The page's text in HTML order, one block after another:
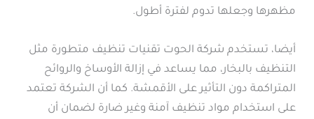
مظهرها وجعلها تدوم لفترة أطول.
أيضا، تستخدم شركة الحوت تقنيات تنظيف متطورة مثل
التنظيف بالبخار، مما يساعد في إزالة الأوساخ والروائح
المتراكمة دون التأثير على الأقمشة. كما أن الشركة تعتمد
على استخدام مواد تنظيف آمنة وغير ضارة لضمان أن